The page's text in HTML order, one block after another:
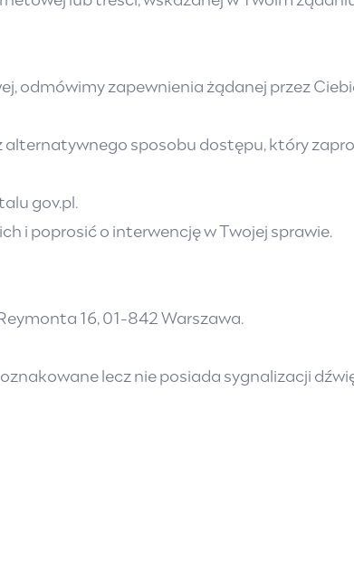
odmówimy zapewnienia żądanej przez
alternatywnego sposobu dostępu, który
gov.pl .
i poprosić o interwencję w Twojej sprawie.
16, 01-842 Warszawa.
lecz nie posiada sygnalizacji